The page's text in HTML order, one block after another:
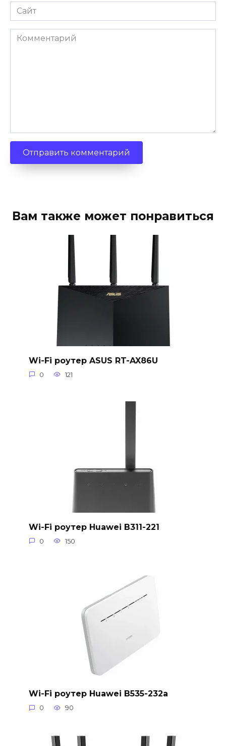
Сайт
Комментарий
Вам также может понравиться
Wi-Fi роутер ASUS RT-AX86U
0 121
Wi-Fi роутер Huawei B311-221
0 150
Wi-Fi роутер Huawei B535-232a
0 90